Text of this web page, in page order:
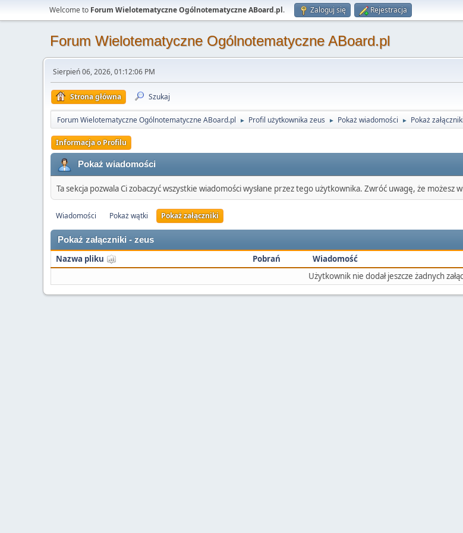
Welcome to Forum Wielotematyczne Ogólnotematyczne ABoard.pl. Zaloguj się Rejestracja
Forum Wielotematyczne Ogólnotematyczne ABoard.pl
Sierpień 06, 2026, 01:12:06 PM
Strona główna Szukaj
Forum Wielotematyczne Ogólnotematyczne ABoard.pl ► Profil użytkownika zeus ► Pokaż wiadomości ► Pokaż załączniki
Informacja o Profilu
Pokaż wiadomości
Ta sekcja pozwala Ci zobaczyć wszystkie wiadomości wysłane przez tego użytkownika. Zwróć uwagę, że
Wiadomości Pokaż wątki Pokaż załączniki
Pokaż załączniki - zeus
Nazwa pliku Pobrań Wiadomość
Użytkownik nie dodał jeszcze żadnych